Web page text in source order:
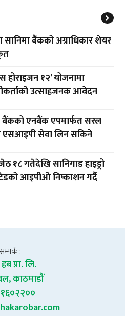
सानिमा बैंकको अग्राधिकार शेयर
होराइजन १२’ योजनामा
उत्साहजनक आवेदन
बैंकको एनबैंक एपमार्फत सरल
एसआइपी सेवा लिन सकिने
१८ गतेदेखि सानिगाड हाइड्रो
आइपीओ निष्काशन गर्दै
सम्पर्क :
प्रा. लि.
काठमाडौं